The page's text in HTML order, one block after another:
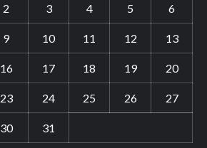
2 3 4 5 6
9 10 11 12 13
16 17 18 19 20
23 24 25 26 27
30 31